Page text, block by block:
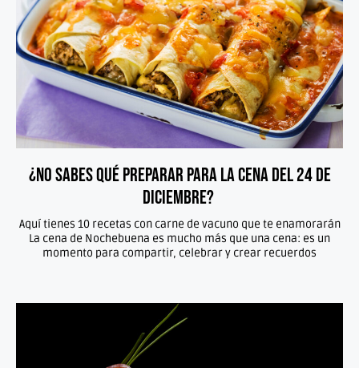
¿No sabes qué preparar para la cena del 24 de
diciembre?
Aquí tienes 10 recetas con carne de vacuno que te enamorarán
La cena de Nochebuena es mucho más que una cena: es un
momento para compartir, celebrar y crear recuerdos